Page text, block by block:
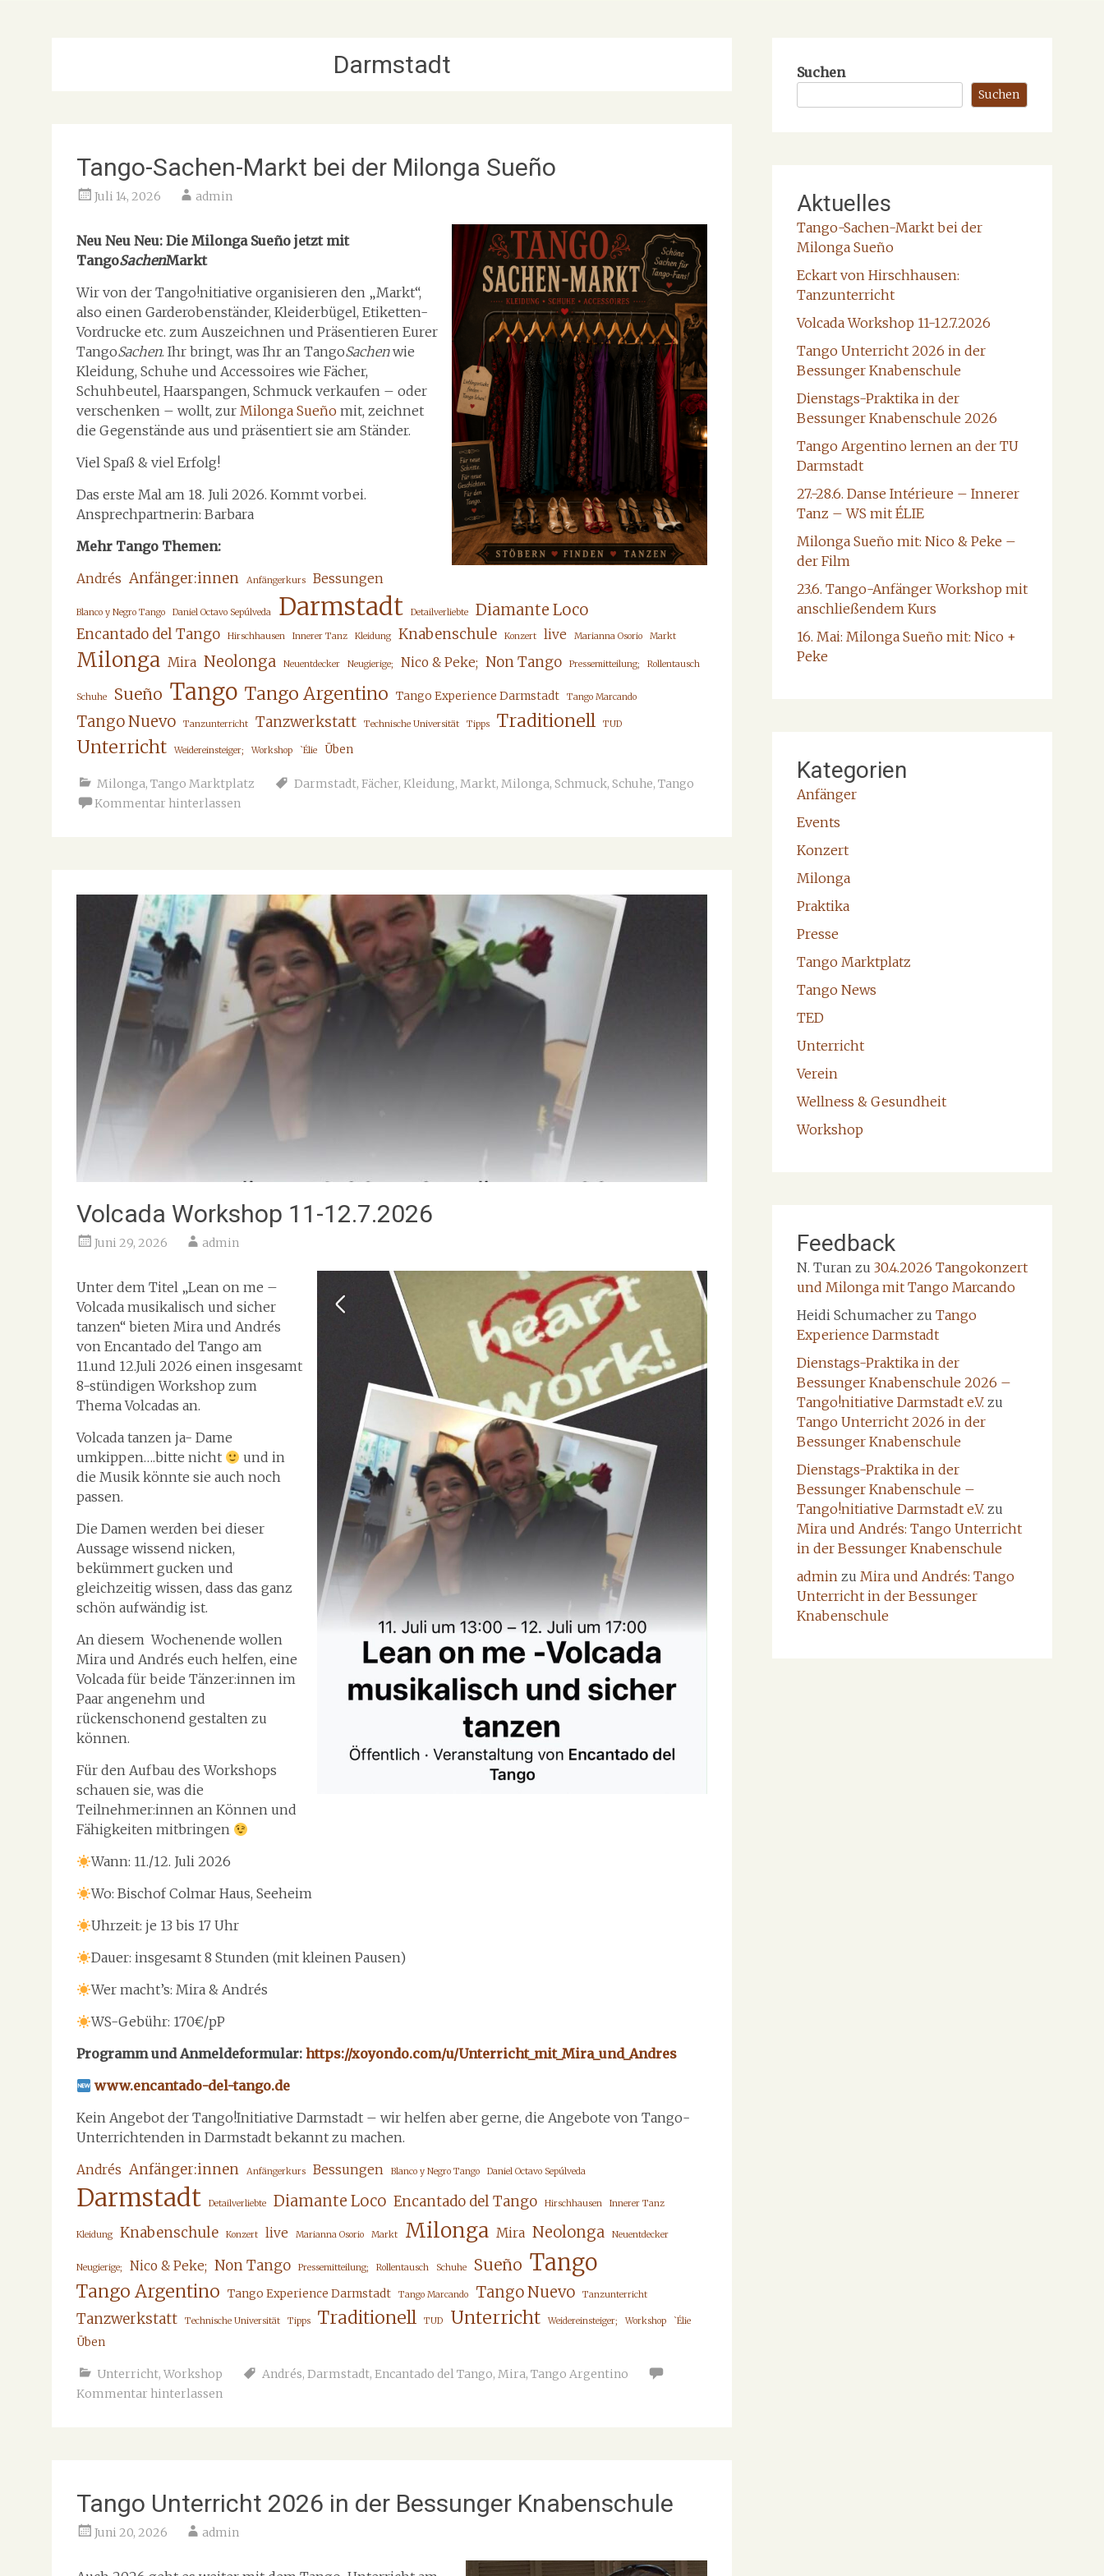
Darmstadt
Tango-Sachen-Markt bei der Milonga Sueño
Juli 14, 2026 admin
Neu Neu Neu: Die Milonga Sueño jetzt mit
TangoSachenMarkt
Wir von der Tango!nitiative organisieren den „Markt“,
also einen Garderobenständer, Kleiderbügel, Etiketten-
Vordrucke etc. zum Auszeichnen und Präsentieren Eurer
TangoSachen. Ihr bringt, was Ihr an TangoSachenwie
Kleidung, Schuhe und Accessoires wie Fächer,
Schuhbeutel, Haarspangen, Schmuck verkaufen – oder
verschenken – wollt, zur Milonga Sueño mit, zeichnet
die Gegenstände aus und präsentiert sie am Ständer.
Viel Spaß & viel Erfolg!
Das erste Mal am 18. Juli 2026. Kommt vorbei.
Ansprechpartnerin: Barbara
Mehr Tango Themen:
Andrés Anfänger:innen Anfängerkurs Bessungen
Blanco y Negro Tango Daniel Octavo Sepúlveda Darmstadt Detailverliebte Diamante Loco
Encantado del Tango Hirschhausen Innerer Tanz Kleidung Knabenschule Konzert live Marianna Osorio Markt
Milonga Mira Neolonga Neuentdecker Neugierige; Nico & Peke; Non Tango Pressemitteilung; Rollentausch
Schuhe Sueño Tango Tango Argentino Tango Experience Darmstadt Tango Marcando
Tango Nuevo Tanzunterricht Tanzwerkstatt Technische Universität Tipps Traditionell TUD
Unterricht Weidereinsteiger; Workshop `Élie Üben
Milonga, Tango Marktplatz Darmstadt, Fächer, Kleidung, Markt, Milonga, Schmuck, Schuhe, Tango
Kommentar hinterlassen
Volcada Workshop 11-12.7.2026
Juni 29, 2026 admin
Unter dem Titel „Lean on me –
Volcada musikalisch und sicher
tanzen“ bieten Mira und Andrés
von Encantado del Tango am
11.und 12.Juli 2026 einen insgesamt
8-stündigen Workshop zum
Thema Volcadas an.
Volcada tanzen ja- Dame
umkippen….bitte nicht
und in
die Musik könnte sie auch noch
passen.
Die Damen werden bei dieser
Aussage wissend nicken,
bekümmert gucken und
gleichzeitig wissen, dass das ganz
schön aufwändig ist.
An diesem Wochenende wollen
Mira und Andrés euch helfen, eine
Volcada für beide Tänzer:innen im
Paar angenehm und
rückenschonend gestalten zu
können.
Für den Aufbau des Workshops
schauen sie, was die
Teilnehmer:innen an Können und
Fähigkeiten mitbringen
Wann: 11./12. Juli 2026
Wo: Bischof Colmar Haus, Seeheim
Uhrzeit: je 13 bis 17 Uhr
Dauer: insgesamt 8 Stunden (mit kleinen Pausen)
Wer macht’s: Mira & Andrés
WS-Gebühr: 170€/pP
Programm und Anmeldeformular: https://xoyondo.com/u/Unterricht_mit_Mira_und_Andres
www.encantado-del-tango.de
Kein Angebot der Tango!Initiative Darmstadt – wir helfen aber gerne, die Angebote von Tango-
Unterrichtenden in Darmstadt bekannt zu machen.
Andrés Anfänger:innen Anfängerkurs Bessungen Blanco y Negro Tango Daniel Octavo Sepúlveda
Darmstadt Detailverliebte Diamante Loco Encantado del Tango Hirschhausen Innerer Tanz
Kleidung Knabenschule Konzert live Marianna Osorio Markt Milonga Mira Neolonga Neuentdecker
Neugierige; Nico & Peke; Non Tango Pressemitteilung; Rollentausch Schuhe Sueño Tango
Tango Argentino Tango Experience Darmstadt Tango Marcando Tango Nuevo Tanzunterricht
Tanzwerkstatt Technische Universität Tipps Traditionell TUD Unterricht Weidereinsteiger; Workshop `Élie
Üben
Unterricht, Workshop Andrés, Darmstadt, Encantado del Tango, Mira, Tango Argentino
Kommentar hinterlassen
Tango Unterricht 2026 in der Bessunger Knabenschule
Juni 20, 2026 admin
Suchen
Suchen
Aktuelles
Tango-Sachen-Markt bei der
Milonga Sueño
Eckart von Hirschhausen:
Tanzunterricht
Volcada Workshop 11-12.7.2026
Tango Unterricht 2026 in der
Bessunger Knabenschule
Dienstags-Praktika in der
Bessunger Knabenschule 2026
Tango Argentino lernen an der TU
Darmstadt
27.-28.6. Danse Intérieure – Innerer
Tanz – WS mit ÉLIE
Milonga Sueño mit: Nico & Peke –
der Film
23.6. Tango-Anfänger Workshop mit
anschließendem Kurs
16. Mai: Milonga Sueño mit: Nico +
Peke
Kategorien
Anfänger
Events
Konzert
Milonga
Praktika
Presse
Tango Marktplatz
Tango News
TED
Unterricht
Verein
Wellness & Gesundheit
Workshop
Feedback
N. Turan zu 30.4.2026 Tangokonzert
und Milonga mit Tango Marcando
Heidi Schumacherzu Tango
Experience Darmstadt
Dienstags-Praktika in der
Bessunger Knabenschule 2026 –
Tango!nitiative Darmstadt e.V.zu
Tango Unterricht 2026 in der
Bessunger Knabenschule
Dienstags-Praktika in der
Bessunger Knabenschule –
Tango!nitiative Darmstadt e.V.zu
Mira und Andrés: Tango Unterricht
in der Bessunger Knabenschule
admin zu Mira und Andrés: Tango
Unterricht in der Bessunger
Knabenschule